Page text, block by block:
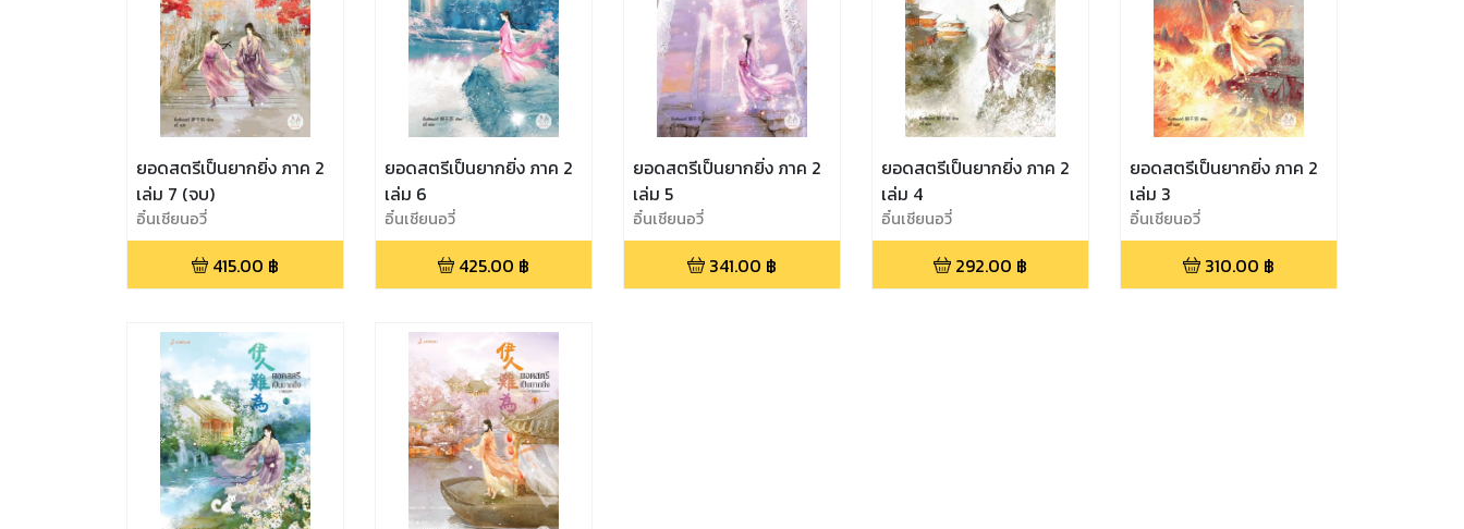
ยอดสตรีเป็นยากยิ่ง ภาค 2
เล่ม 7 (จบ)
อิ๋นเชียนอวี่
415.00 ฿
ยอดสตรีเป็นยากยิ่ง ภาค 2
เล่ม 6
อิ๋นเชียนอวี่
425.00 ฿
ยอดสตรีเป็นยากยิ่ง ภาค 2
เล่ม 5
อิ๋นเชียนอวี่
341.00 ฿
ยอดสตรีเป็นยากยิ่ง ภาค 2
เล่ม 4
อิ๋นเชียนอวี่
292.00 ฿
ยอดสตรีเป็นยากยิ่ง ภาค 2
เล่ม 3
อิ๋นเชียนอวี่
310.00 ฿